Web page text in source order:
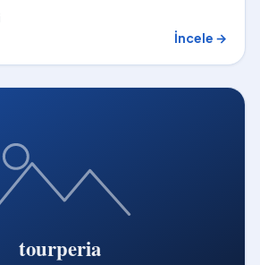
İncele →